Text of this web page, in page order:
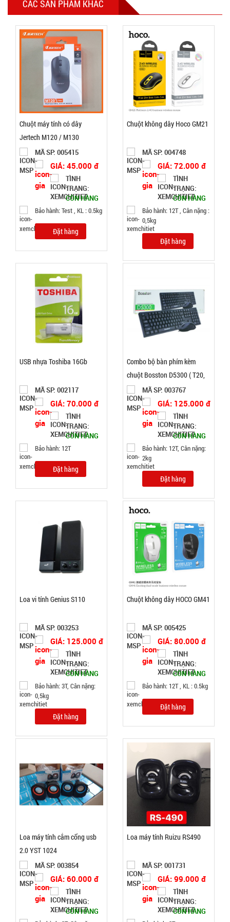
BÀN CHẢI
000385
TÌNH
TRẠNG:
Bảo
Đặt
sạc 100w
báo vol
điện mã
MÃ
SP:
TRẠNG:
CÒN HÀNG
Bảo
Cân nặng :
0.3kg
tầng Lucky
kèm muỗng
MÃ
004798
GIÁ:
70.000 đ
TÌNH
TRẠNG:
CÒN HÀNG
Bảo
hành:
Cân nặng :
0.5kg
sương hơi
nước vuông
Air Cooler
SP:
CÁC SẢN PHẨM KHÁC
Chuột máy tính có dây
Jertech M120 / M130
MÃ SP: 005415
GIÁ: 45.000 đ
TÌNH
TRẠNG:
CÒN HÀNG
Bảo hành: Test , KL : 0.5kg
Đặt hàng
Chuột không dây Hoco GM21
MÃ SP: 004748
GIÁ: 72.000 đ
TÌNH
TRẠNG:
CÒN HÀNG
Bảo hành: 12T , Cân nặng :
0,5kg
Đặt hàng
USB nhựa Toshiba 16Gb
MÃ SP: 002117
GIÁ: 70.000 đ
TÌNH
TRẠNG:
CÒN HÀNG
Bảo hành: 12T
Đặt hàng
Combo bộ bàn phím kèm
chuột Bosston D5300 ( T20,
full vat )MÃ SP: 003767
GIÁ: 125.000 đ
TÌNH
TRẠNG:
CÒN HÀNG
Bảo hành: 12T, Cân nặng:
2kg
Đặt hàng
Loa vi tính Genius S110
MÃ SP: 003253
GIÁ: 125.000 đ
TÌNH
TRẠNG:
CÒN HÀNG
Bảo hành: 3T, Cân nặng:
0,5kg
Đặt hàng
Chuột không dây HOCO GM41
MÃ SP: 005425
GIÁ: 80.000 đ
TÌNH
TRẠNG:
CÒN HÀNG
Bảo hành: 12T , KL : 0.5kg
Đặt hàng
Loa máy tính cắm cổng usb
2.0 YST 1024
MÃ SP: 003854
GIÁ: 60.000 đ
TÌNH
TRẠNG:
CÒN HÀNG
Loa máy tính Ruizu RS490
MÃ SP: 001731
GIÁ: 99.000 đ
TÌNH
TRẠNG:
CÒN HÀNG